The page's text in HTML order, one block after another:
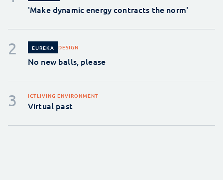
'Make dynamic energy contracts the norm'
EUREKA DESIGN
No new balls, please
ICTLIVING ENVIRONMENT
Virtual past